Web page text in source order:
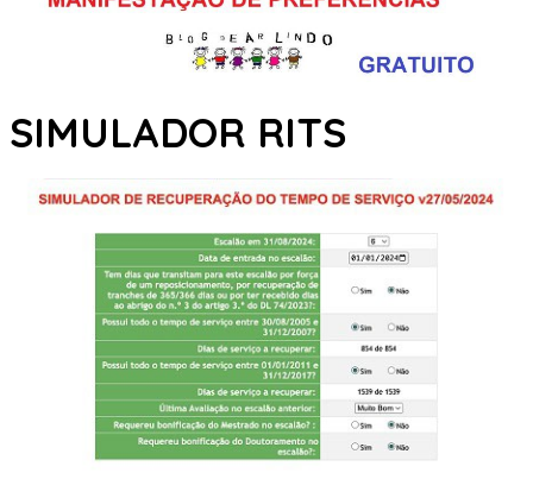
SIMULADOR RITS